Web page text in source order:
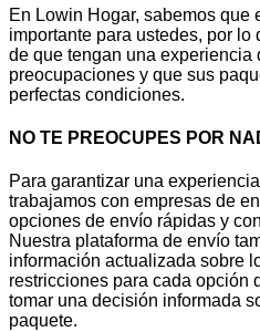
En Lowin Hogar, sabemos que
importante para ustedes, por
de que tengan una experiencia
preocupaciones y que sus
perfectas condiciones.
NO TE PREOCUPES POR
Para garantizar una
trabajamos con empresas de
opciones de envío rápidas y
Nuestra plataforma de envío
información actualizada sobre
restricciones para cada opción
tomar una decisión informada
paquete.